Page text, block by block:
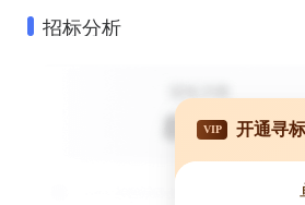
招标分析
VIP 开通寻